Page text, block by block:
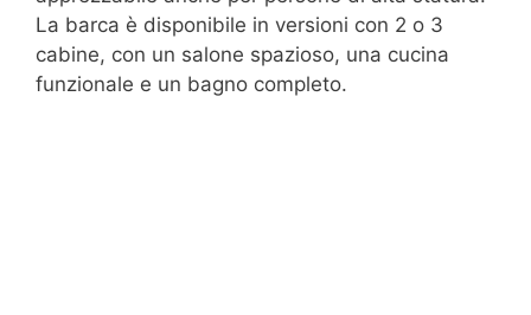
La barca è disponibile in versioni con 2 o 3
cabine, con un salone spazioso, una cucina
funzionale e un bagno completo.